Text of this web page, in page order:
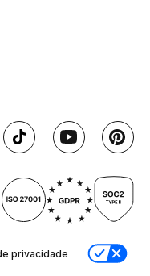
privacidade